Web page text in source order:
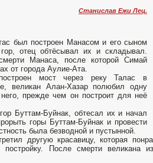
Станислав Ежи Лец.
был построен Манасом и его сыном
отец обтёсывал их и складывал.
Манаса, после которой Симай
от города Аулие-Ата.
мост через реку Талас в
великан Алан-Хазар полюбил одну
прежде чем он построит для неё
Буттам-Буйнак, обтесал их и начал
горы Буттам-Буйнак и провести
была безводной и пустынной.
другую красавицу, которая
После смерти великана